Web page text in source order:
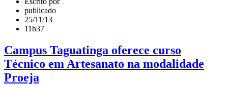
publicado
25/11/13
11h37
Campus Taguatinga oferece curso
Técnico em Artesanato na modalidade
Proeja